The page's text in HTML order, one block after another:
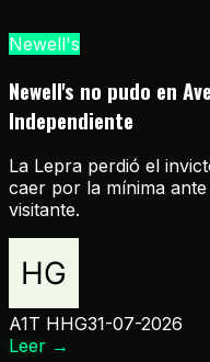
Newell's
Newell's no pudo en
Independiente
La Lepra perdió el
caer por la mínima
visitante.
A1T HHG31-07-2026
Leer →